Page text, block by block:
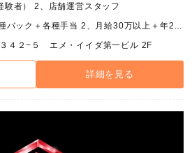
験者） 2、店舗運営スタッフ
1、月給30万以上＋各種バック＋各種手当 2、月給30万以上＋年2回の賞与
４２−５ エメ・イイダ第一ビル 2F
詳細を見る